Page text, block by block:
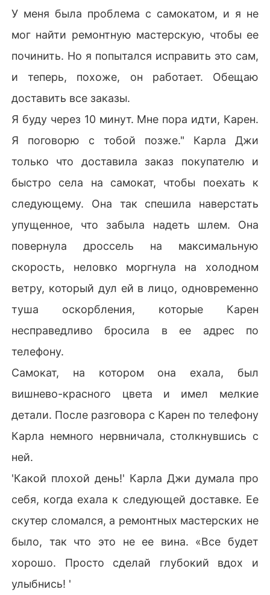
У меня была проблема с самокатом, и я не
мог найти ремонтную мастерскую, чтобы ее
починить. Но я попытался исправить это сам,
и теперь, похоже, он работает. Обещаю
доставить все заказы.
Я буду через 10 минут. Мне пора идти, Карен.
Я поговорю с тобой позже." Карла Джи
только что доставила заказ покупателю и
быстро села на самокат, чтобы поехать к
следующему. Она так спешила наверстать
упущенное, что забыла надеть шлем. Она
повернула дроссель на максимальную
скорость, неловко моргнула на холодном
ветру, который дул ей в лицо, одновременно
туша оскорбления, которые Карен
несправедливо бросила в ее адрес по
телефону.
Самокат, на котором она ехала, был
вишнево-красного цвета и имел мелкие
детали. После разговора с Карен по телефону
Карла немного нервничала, столкнувшись с
ней.
'Какой плохой день!' Карла Джи думала про
себя, когда ехала к следующей доставке. Ее
скутер сломался, а ремонтных мастерских не
было, так что это не ее вина. «Все будет
хорошо. Просто сделай глубокий вдох и
улыбнись! '